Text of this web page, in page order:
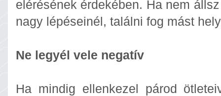
elérésének érdekében. Ha nem
nagy lépéseinél, találni fog mást
Ne legyél vele negatív
Ha mindig ellenkezel párod